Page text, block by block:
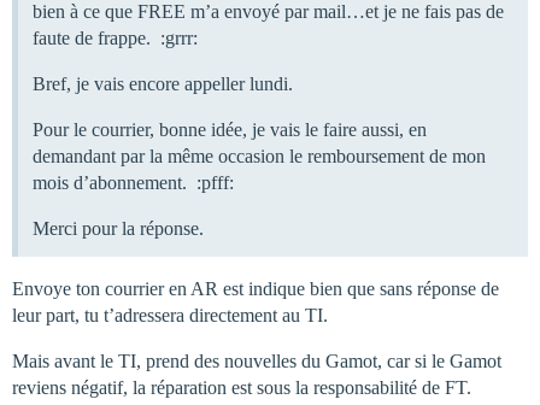
bien à ce que FREE m’a envoyé par mail…et je ne fais pas de
faute de frappe. :grrr:
Bref, je vais encore appeller lundi.
Pour le courrier, bonne idée, je vais le faire aussi, en
demandant par la même occasion le remboursement de mon
mois d’abonnement. :pfff:
Merci pour la réponse.
Envoye ton courrier en AR est indique bien que sans réponse de
leur part, tu t’adressera directement au TI.
Mais avant le TI, prend des nouvelles du Gamot, car si le Gamot
reviens négatif, la réparation est sous la responsabilité de FT.